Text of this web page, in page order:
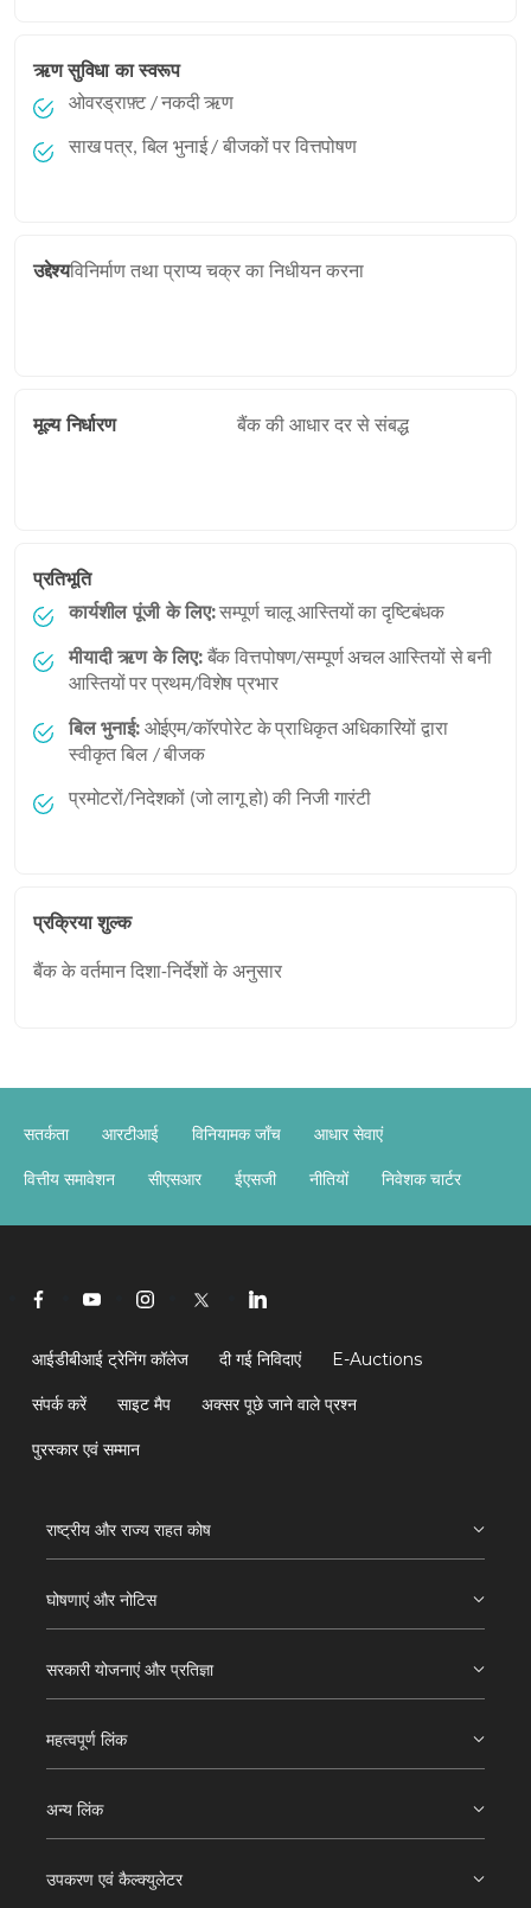
ऋण सुविधा का स्वरूप
ओवरड्राफ़्ट / नकदी ऋण
साख पत्र, बिल भुनाई / बीजकों पर वित्तपोषण
उद्देश्यविनिर्माण तथा प्राप्य चक्र का निधीयन करना
मूल्य निर्धारणबैंक की आधार दर से संबद्ध
प्रतिभूति
कार्यशील पूंजी के लिए:सम्पूर्ण चालू आस्तियों का दृष्टिबंधक
मीयादी ऋण के लिए:बैंक वित्तपोषण/सम्पूर्ण अचल आस्तियों से बनी
आस्तियों पर प्रथम/विशेष प्रभार
बिल भुनाई:ओईएम/कॉरपोरेट के प्राधिकृत अधिकारियों द्वारा
स्वीकृत बिल / बीजक
प्रमोटरों/निदेशकों (जो लागू हो) की निजी गारंटी
प्रक्रिया शुल्क
बैंक के वर्तमान दिशा-निर्देशों के अनुसार
सतर्कता आरटीआई विनियामक जाँच आधार सेवाएं
वित्तीय समावेशन सीएसआर ईएसजी नीतियों निवेशक चार्टर
आईडीबीआई ट्रेनिंग कॉलेज दी गई निविदाएं E-Auctions
संपर्क करें साइट मैप अक्सर पूछे जाने वाले प्रश्न
पुरस्कार एवं सम्मान
राष्ट्रीय और राज्य राहत कोष
घोषणाएं और नोटिस
सरकारी योजनाएं और प्रतिज्ञा
महत्वपूर्ण लिंक
अन्य लिंक
उपकरण एवं कैल्क्युलेटर